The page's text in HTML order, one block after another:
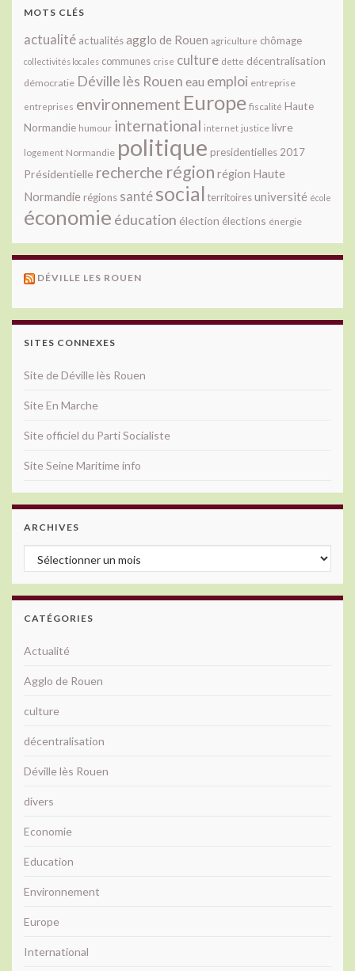
MOTS CLÉS
actualité actualitésagglo de Rouen agriculture chômage
collectivités locales communes crise culture dette décentralisation
démocratie Déville lès Rouen eau emploi entreprise
entreprises environnement Europe fiscalité Haute
Normandie humour international internet justice livre
logement Normandie politique presidentielles 2017
Présidentielle recherche région région Haute
Normandie régions santésocial territoiresuniversité école
économie éducation élection élections énergie
DÉVILLE LES ROUEN
SITES CONNEXES
Site de Déville lès Rouen
Site En Marche
Site officiel du Parti Socialiste
Site Seine Maritime info
ARCHIVES
Archives
CATÉGORIES
Actualité
Agglo de Rouen
culture
décentralisation
Déville lès Rouen
divers
Economie
Education
Environnement
Europe
International